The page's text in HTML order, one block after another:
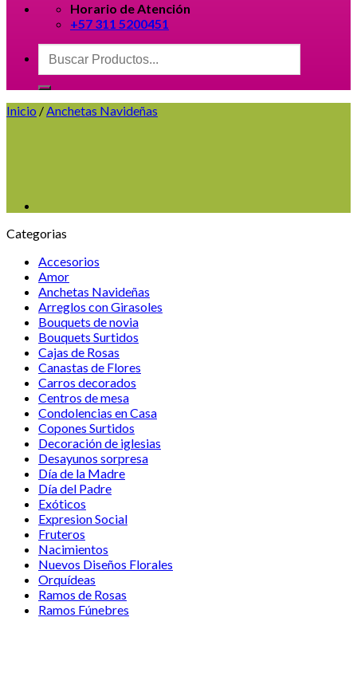
Horario de Atención
+57 311 5200451
Buscar
por:
Inicio /Anchetas Navideñas
Categorias
Accesorios
Amor
Anchetas Navideñas
Arreglos con Girasoles
Bouquets de novia
Bouquets Surtidos
Cajas de Rosas
Canastas de Flores
Carros decorados
Centros de mesa
Condolencias en Casa
Copones Surtidos
Decoración de iglesias
Desayunos sorpresa
Día de la Madre
Día del Padre
Exóticos
Expresion Social
Fruteros
Nacimientos
Nuevos Diseños Florales
Orquídeas
Ramos de Rosas
Ramos Fúnebres